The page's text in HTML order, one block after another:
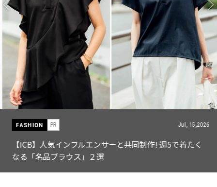
FASHION PR Jul, 15,2026
【ICB】人気インフルエンサーと共同制作! 週5で着たく
なる「名品ブラウス」２選